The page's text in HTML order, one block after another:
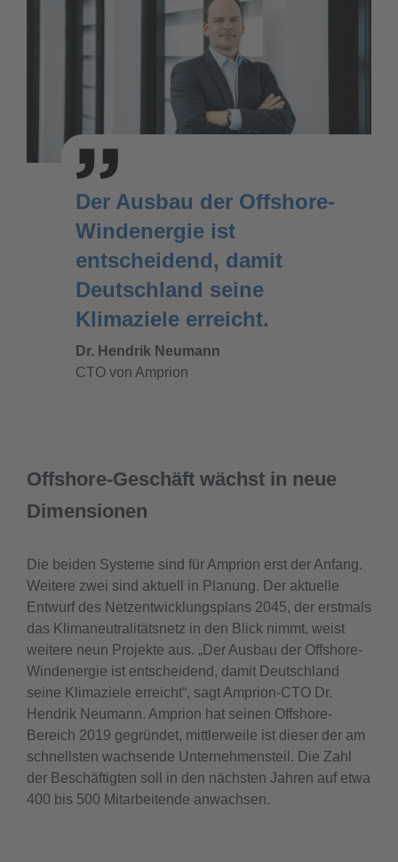
Der Ausbau der Offshore-
Windenergie ist
entscheidend, damit
Deutschland seine
Klimaziele erreicht.
Dr. Hendrik Neumann
CTO von Amprion
Offshore-Geschäft wächst in neue
Dimensionen
Die beiden Systeme sind für Amprion erst der Anfang.
Weitere zwei sind aktuell in Planung. Der aktuelle
Entwurf des Netzentwicklungsplans 2045, der erstmals
das Klimaneutralitätsnetz in den Blick nimmt, weist
weitere neun Projekte aus. „Der Ausbau der Offshore-
Windenergie ist entscheidend, damit Deutschland
seine Klimaziele erreicht“, sagt Amprion-CTO Dr.
Hendrik Neumann. Amprion hat seinen Offshore-
Bereich 2019 gegründet, mittlerweile ist dieser der am
schnellsten wachsende Unternehmensteil. Die Zahl
der Beschäftigten soll in den nächsten Jahren auf etwa
400 bis 500 Mitarbeitende anwachsen.